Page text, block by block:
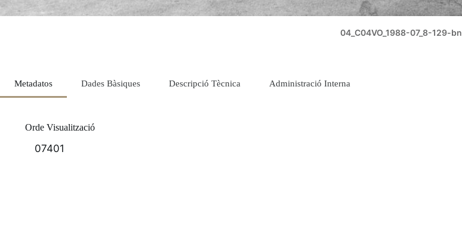
04_C04VO_1988-07_8-129-bn
Metadatos
Orde Visualització
07401
Dades Bàsiques Descripció Tècnica Administració Interna